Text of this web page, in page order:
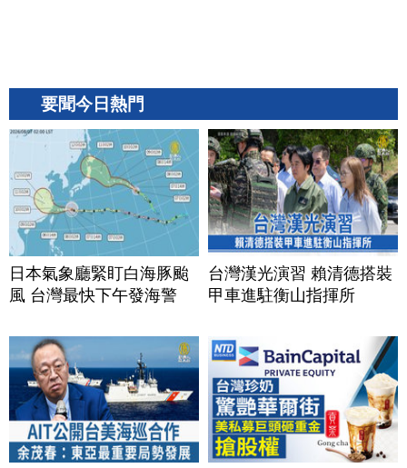
要聞今日熱門
日本氣象廳緊盯白海豚颱
風 台灣最快下午發海警
台灣漢光演習 賴清德搭裝
甲車進駐衡山指揮所